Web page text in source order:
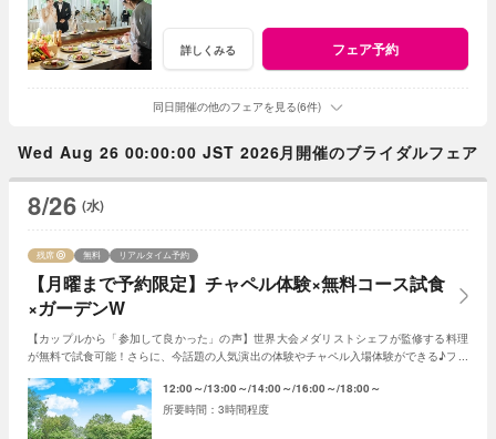
詳しくみる フェア予約
同日開催の他のフェアを見る(6件)
Wed Aug 26 00:00:00 JST 2026月開催のブライダルフェア
8/26 (水)
【月曜まで予約限定】チャペル体験×無料コース試食
×ガーデンW
残席 無料 リアルタイム予約
【カップルから「参加して良かった」の声】世界大会メダリストシェフが監修する料理
が無料で試食可能！さらに、今話題の人気演出の体験やチャペル入場体験ができる♪フェ
12:00～ 13:00～ 14:00～ 16:00～ 18:00～
3時間程度